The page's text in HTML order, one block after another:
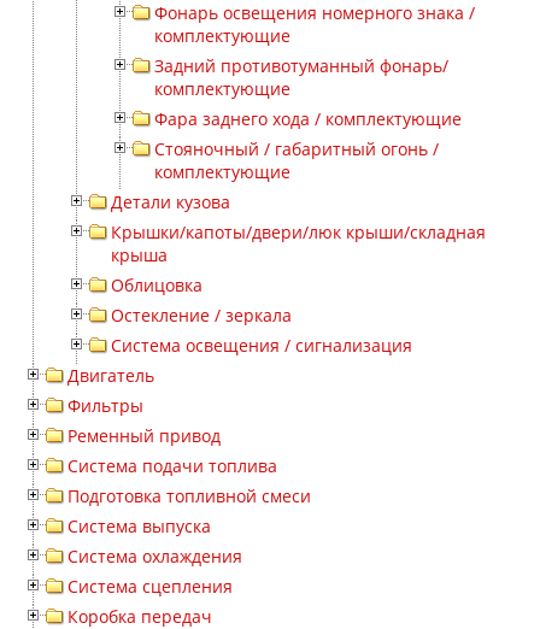
Фонарь освещения номерного знака /
комплектующие
Задний противотуманный фонарь/
комплектующие
Фара заднего хода / комплектующие
Стояночный / габаритный огонь /
комплектующие
Детали кузова
Крышки/капоты/двери/люк крыши/складная
крыша
Облицовка
Остекление / зеркала
Система освещения / сигнализация
Двигатель
Фильтры
Ременный привод
Система подачи топлива
Подготовка топливной смеси
Система выпуска
Система охлаждения
Система сцепления
Коробка передач